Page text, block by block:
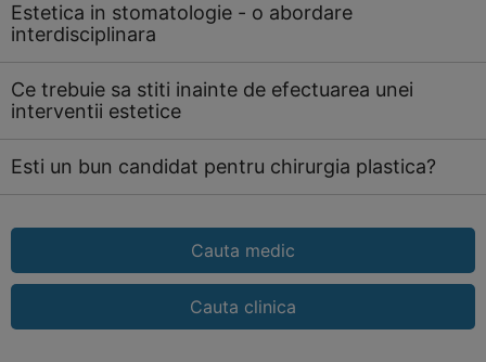
Estetica in stomatologie - o abordare
interdisciplinara
Ce trebuie sa stiti inainte de efectuarea unei
interventii estetice
Esti un bun candidat pentru chirurgia plastica?
Cauta medic
Cauta clinica